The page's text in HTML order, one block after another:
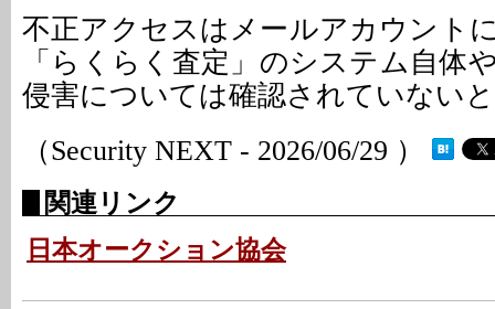
不正アクセスはメールアカウント
「らくらく査定」のシステム自体
侵害については確認されていない
（Security NEXT - 2026/06/29 ）
関連リンク
日本オークション協会